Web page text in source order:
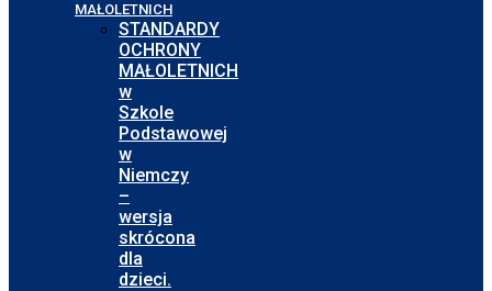
MAŁOLETNICH
STANDARDY
OCHRONY
MAŁOLETNICH
w
Szkole
Podstawowej
w
Niemczy
–
wersja
skrócona
dla
dzieci.